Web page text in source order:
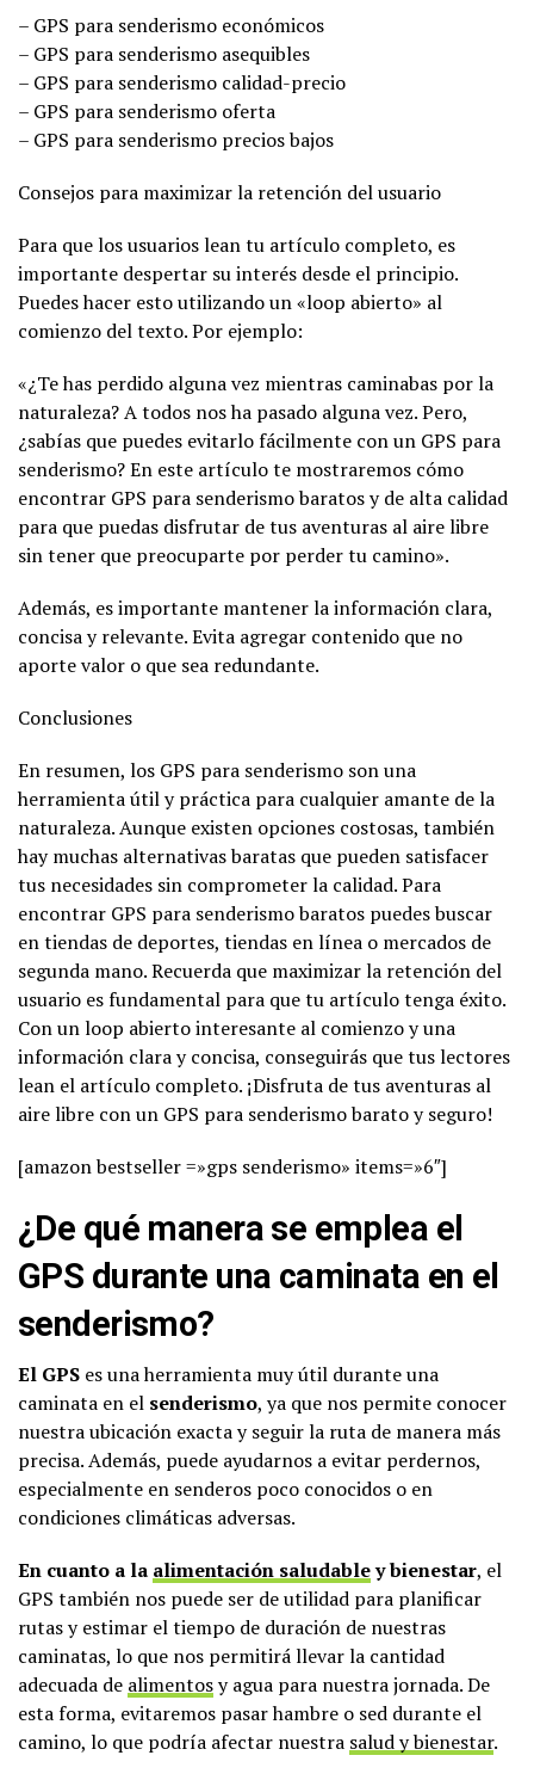
– GPS para senderismo económicos
– GPS para senderismo asequibles
– GPS para senderismo calidad-precio
– GPS para senderismo oferta
– GPS para senderismo precios bajos
Consejos para maximizar la retención del usuario
Para que los usuarios lean tu artículo completo, es
importante despertar su interés desde el principio.
Puedes hacer esto utilizando un «loop abierto» al
comienzo del texto. Por ejemplo:
«¿Te has perdido alguna vez mientras caminabas por la
naturaleza? A todos nos ha pasado alguna vez. Pero,
¿sabías que puedes evitarlo fácilmente con un GPS para
senderismo? En este artículo te mostraremos cómo
encontrar GPS para senderismo baratos y de alta calidad
para que puedas disfrutar de tus aventuras al aire libre
sin tener que preocuparte por perder tu camino».
Además, es importante mantener la información clara,
concisa y relevante. Evita agregar contenido que no
aporte valor o que sea redundante.
Conclusiones
En resumen, los GPS para senderismo son una
herramienta útil y práctica para cualquier amante de la
naturaleza. Aunque existen opciones costosas, también
hay muchas alternativas baratas que pueden satisfacer
tus necesidades sin comprometer la calidad. Para
encontrar GPS para senderismo baratos puedes buscar
en tiendas de deportes, tiendas en línea o mercados de
segunda mano. Recuerda que maximizar la retención del
usuario es fundamental para que tu artículo tenga éxito.
Con un loop abierto interesante al comienzo y una
información clara y concisa, conseguirás que tus lectores
lean el artículo completo. ¡Disfruta de tus aventuras al
aire libre con un GPS para senderismo barato y seguro!
[amazon bestseller =»gps senderismo» items=»6″]
¿De qué manera se emplea el
GPS durante una caminata en el
senderismo?
El GPS es una herramienta muy útil durante una
caminata en el senderismo, ya que nos permite conocer
nuestra ubicación exacta y seguir la ruta de manera más
precisa. Además, puede ayudarnos a evitar perdernos,
especialmente en senderos poco conocidos o en
condiciones climáticas adversas.
En cuanto a la alimentación saludabley bienestar, el
GPS también nos puede ser de utilidad para planificar
rutas y estimar el tiempo de duración de nuestras
caminatas, lo que nos permitirá llevar la cantidad
adecuada de alimentosy agua para nuestra jornada. De
esta forma, evitaremos pasar hambre o sed durante el
camino, lo que podría afectar nuestra salud y bienestar.